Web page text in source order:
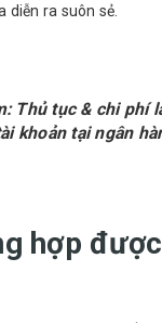
diễn ra suôn sẻ.
Thủ tục & chi phí
khoản tại ngân
hợp